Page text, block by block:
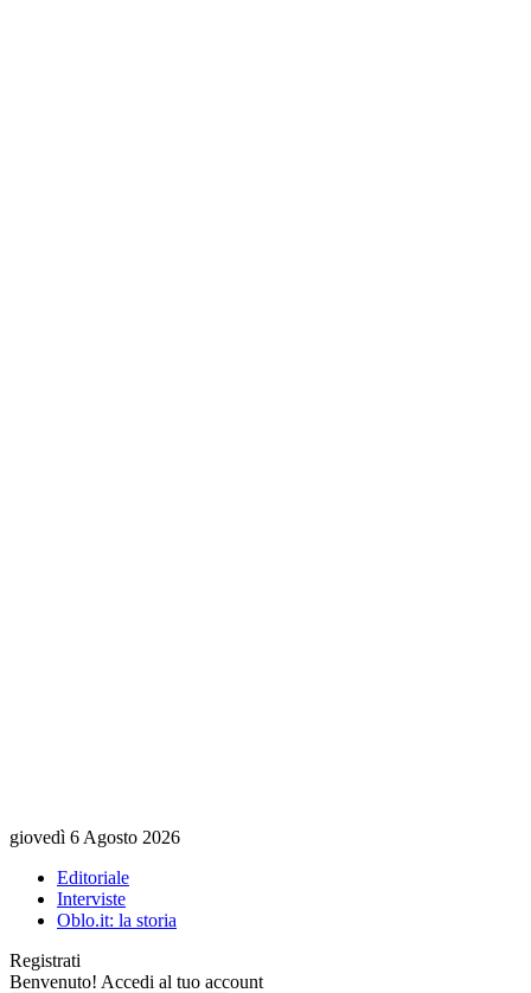
giovedì 6 Agosto 2026
Editoriale
Interviste
Oblo.it: la storia
Registrati
Benvenuto! Accedi al tuo account